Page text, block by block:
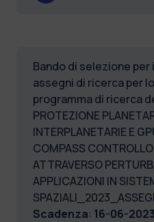
Bando di selezione
assegni di ricerca per
programma di ricerca
PROTEZIONE
INTERPLANETARIE E
COMPASS
ATTRAVERSO
APPLICAZIONI IN
Scadenza: 16-06-2023